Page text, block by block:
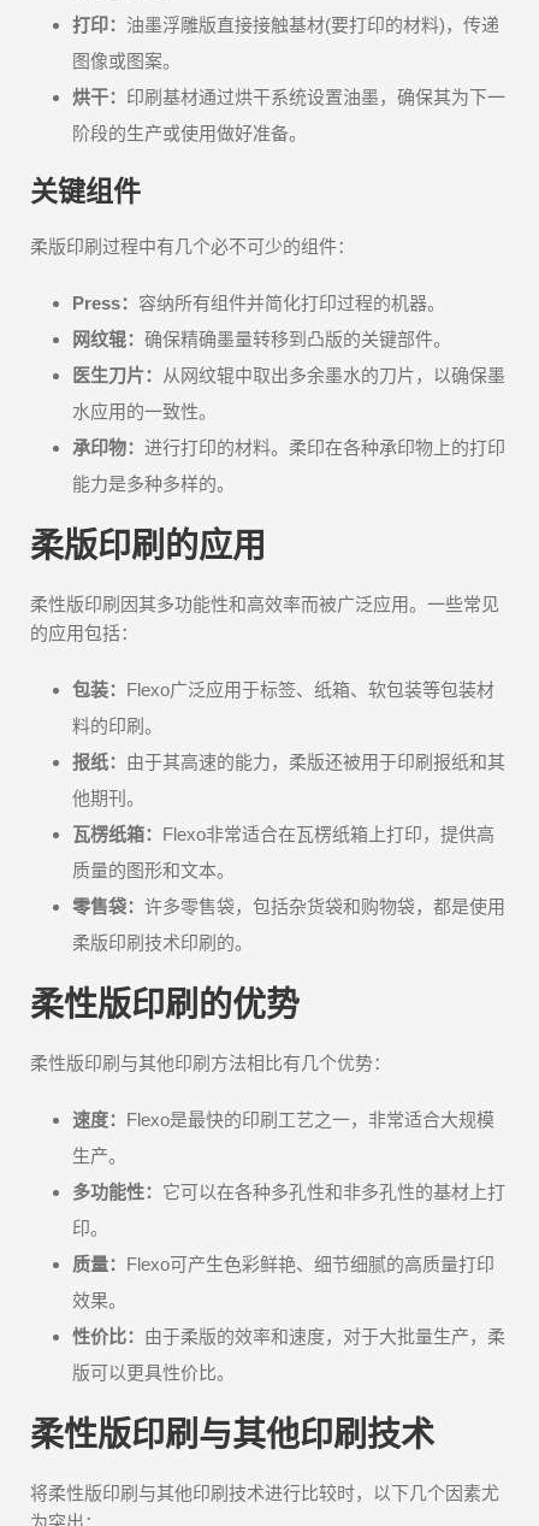
打印： 油墨浮雕版直接接触基材(要打印的材料)，传递
图像或图案。
烘干： 印刷基材通过烘干系统设置油墨，确保其为下一
阶段的生产或使用做好准备。
关键组件
柔版印刷过程中有几个必不可少的组件：
Press： 容纳所有组件并简化打印过程的机器。
网纹辊： 确保精确墨量转移到凸版的关键部件。
医生刀片：
从网纹辊中取出多余墨水的刀片，以确保墨
水应用的一致性。
承印物： 进行打印的材料。柔印在各种承印物上的打印
能力是多种多样的。
柔版印刷的应用
柔性版印刷因其多功能性和高效率而被广泛应用。一些常见
的应用包括：
包装： Flexo广泛应用于标签、纸箱、软包装等包装材
料的印刷。
报纸： 由于其高速的能力，柔版还被用于印刷报纸和其
他期刊。
瓦楞纸箱： Flexo非常适合在瓦楞纸箱上打印，提供高
质量的图形和文本。
零售袋： 许多零售袋，包括杂货袋和购物袋，都是使用
柔版印刷技术印刷的。
柔性版印刷的优势
柔性版印刷与其他印刷方法相比有几个优势：
速度： Flexo是最快的印刷工艺之一，非常适合大规模
生产。
多功能性： 它可以在各种多孔性和非多孔性的基材上打
印。
质量： Flexo可产生色彩鲜艳、细节细腻的高质量打印
效果。
性价比： 由于柔版的效率和速度，对于大批量生产，柔
版可以更具性价比。
柔性版印刷与其他印刷技术
将柔性版印刷与其他印刷技术进行比较时，以下几个因素尤
为突出：